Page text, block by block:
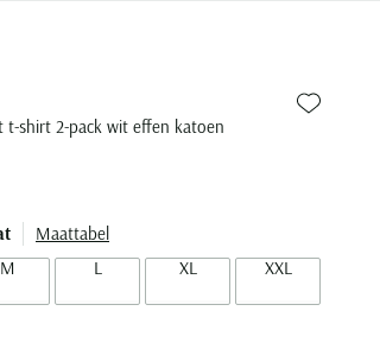
t-shirt 2-pack wit effen katoen
Zet bij
Maattabel
M L XL XXL